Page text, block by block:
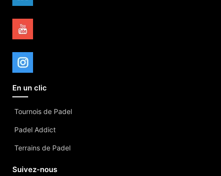
En un clic
Tournois de Padel
Padel Addict
Terrains de Padel
Suivez-nous